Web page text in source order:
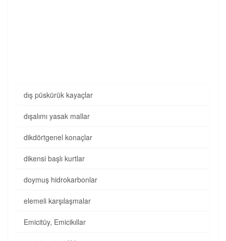
dış püskürük kayaçlar
dışalımı yasak mallar
dikdörtgenel konaçlar
dikensi başlı kurtlar
doymuş hidrokarbonlar
elemeli karşılaşmalar
Emicitüy, Emicikıllar